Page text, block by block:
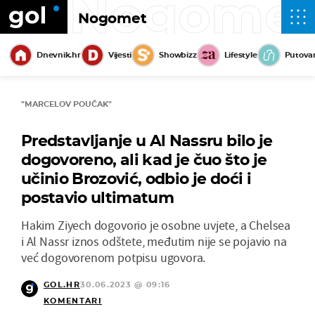
Nogomet
Dnevnik.hr Vijesti Showbizz Lifestyle
"MARCELOV POUČAK"
Predstavljanje u Al Nassru bilo je
dogovoreno, ali kad je čuo što je
učinio Brozović, odbio je doći i
postavio ultimatum
Hakim Ziyech dogovorio je osobne uvjete, a Chelsea
i Al Nassr iznos odštete, međutim nije se pojavio na
već dogovorenom potpisu ugovora.
GOL.HR30.06.2023 @ 09:16
KOMENTARI